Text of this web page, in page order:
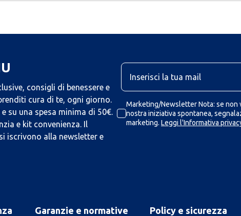
consigli di benessere e
cura di te, ogni giorno.
su una spesa minima di 50€.
e kit convenienza. Il
iscrivono alla newsletter e
Marketing/Newsletter Nota: se non
nostra iniziativa spontanea,
marketing. Leggi l'Informativa
Garanzie e normative Policy e sicurezza